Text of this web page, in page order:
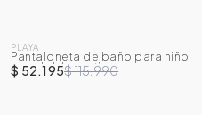
-55%
PLAYA
Pantaloneta de baño para niño
con doble pretina
$ 52.195$ 115.990